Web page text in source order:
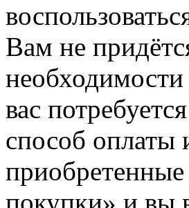
Вам не
необходимости
вас
способ оплаты